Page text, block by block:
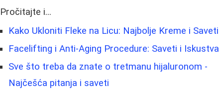
Pročitajte i...
Kako Ukloniti Fleke na Licu: Najbolje Kreme i Saveti
Facelifting i Anti-Aging Procedure: Saveti i Iskustva
Sve što treba da znate o tretmanu hijaluronom -
Najčešća pitanja i saveti